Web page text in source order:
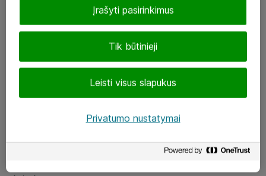
LinkedIn
Tik būtinieji
Leisti visus slapukus
Įrašyti pasirinkimus
Privatumo nustatymai